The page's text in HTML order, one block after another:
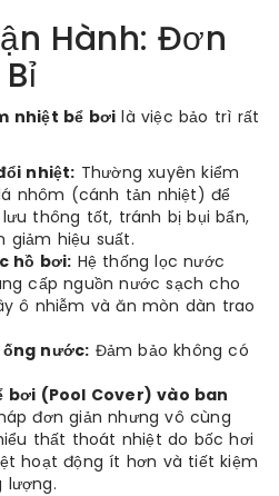
Hành: Đơn
nhiệt bể bơi là việc bảo trì rất
nhiệt: Thường xuyên kiểm
nhôm (cánh tản nhiệt) để
thông tốt, tránh bị bụi bẩn,
giảm hiệu suất.
hồ bơi: Hệ thống lọc nước
cấp nguồn nước sạch cho
ô nhiễm và ăn mòn dàn trao
nước: Đảm bảo không có
bơi (Pool Cover) vào ban
đơn giản nhưng vô cùng
thất thoát nhiệt do bốc hơi
hoạt động ít hơn và tiết kiệm
lượng.